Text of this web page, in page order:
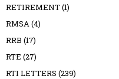
RETIREMENT(1)
RMSA(4)
RRB (17)
RTE (27)
RTI LETTERS (239)